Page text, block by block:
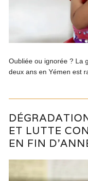
Oubliée ou ignorée ? La
deux ans en Yémen est
ET LUTTE
EN FIN